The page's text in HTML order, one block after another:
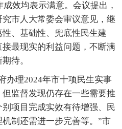
效均表示满意。会议提出，
市人大常委会审议意见，继
、基础性、兜底性民生建
最现实的利益问题，不断满
待。
理2024年市十项民生实事
监督发现仍存在一些需要推
项目完成实效有待增强、民
制还需进一步完善等。”市